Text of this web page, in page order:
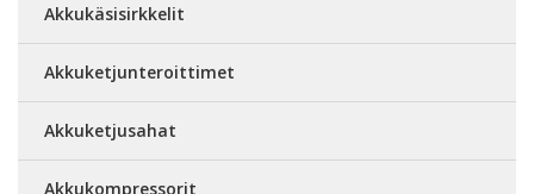
Akkukäsisirkkelit
Akkuketjunteroittimet
Akkuketjusahat
Akkukompressorit